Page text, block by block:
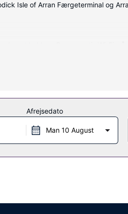
Isle of Arran Færgeterminal og
Afrejsedato
Man 10 August